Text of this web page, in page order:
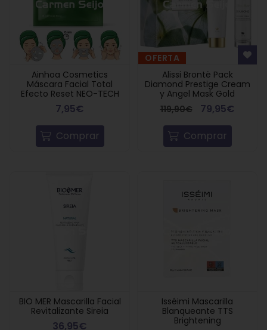
Ainhoa Cosmetics
Máscara Facial Total
Efecto Reset NEO-TECH
7,95€
Comprar
OFERTA
Alissi Brontë Pack
Diamond Prestige Cream
y Angel Mask Gold
119,90€
79,95€
Comprar
BIO MER Mascarilla Facial
Revitalizante Sireia
36,95€
Isséimi Mascarilla
Blanqueante TTS
Brightening